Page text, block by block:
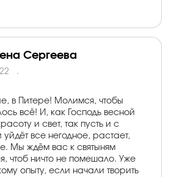
Сергеева
.
в Питере! Молимся, чтобы
всё! И, как Господь весной
и свет, так пусть и с
все негодное, растает,
Мы ждём вас к святыням
чтоб ничто не помешало. Уже
опыту, если начали творить